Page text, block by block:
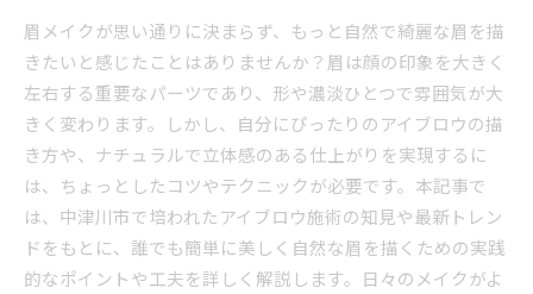
眉メイクが思い通りに決まらず、もっと自然で綺麗な眉を描
きたいと感じたことはありませんか？眉は顔の印象を大きく
左右する重要なパーツであり、形や濃淡ひとつで雰囲気が大
きく変わります。しかし、自分にぴったりのアイブロウの描
き方や、ナチュラルで立体感のある仕上がりを実現するに
は、ちょっとしたコツやテクニックが必要です。本記事で
は、中津川市で培われたアイブロウ施術の知見や最新トレン
ドをもとに、誰でも簡単に美しく自然な眉を描くための実践
的なポイントや工夫を詳しく解説します。日々のメイクがよ